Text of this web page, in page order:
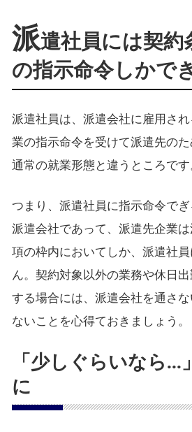
派遣社員には契約
の指示命令しかで
派遣社員は、派遣会社に雇用さ
業の指示命令を受けて派遣先のた
通常の就業形態と違うところです
つまり、派遣社員に指示命令で
派遣会社であって、派遣先企業
項の枠内においてしか、派遣社
ん。契約対象以外の業務や休日
する場合には、派遣会社を通さ
ないことを心得ておきましょう。
「少しぐらいなら...
に